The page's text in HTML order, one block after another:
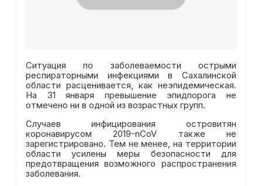
Ситуация по заболеваемости острыми
респираторными инфекциями в Сахалинской
области расценивается, как неэпидемическая.
На 31 января превышение эпидпорога не
отмечено ни в одной из возрастных групп.
Случаев инфицирования островитян
коронавирусом 2019-nCoV также не
зарегистрировано. Тем не менее, на территории
области усилены меры безопасности для
предотвращения возможного распространения
заболевания.